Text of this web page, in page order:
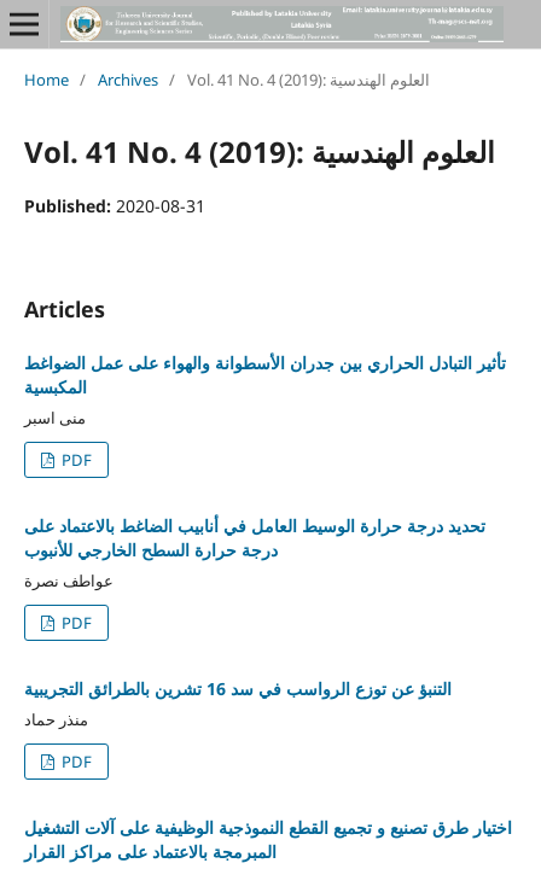
Home / Archives / Vol. 41 No. 4 (2019): العلوم الهندسية
Vol. 41 No. 4 (2019): العلوم الهندسية
Published: 2020-08-31
Articles
تأثير التبادل الحراري بين جدران الأسطوانة والهواء على عمل الضواغط
المكبسية
منى اسبر
PDF
تحديد درجة حرارة الوسيط العامل في أنابيب الضاغط بالاعتماد على
درجة حرارة السطح الخارجي للأنبوب
عواطف نصرة
PDF
التنبؤ عن توزع الرواسب في سد 16 تشرين بالطرائق التجريبية
منذر حماد
PDF
اختيار طرق تصنيع و تجميع القطع النموذجية الوظيفية على آلات التشغيل
المبرمجة بالاعتماد على مراكز القرار